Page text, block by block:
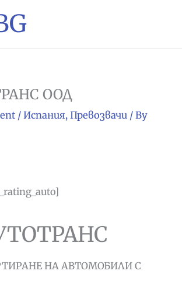
ООД
/ Испания, Превозвачи / By
НА АВТОМОБИЛИ С